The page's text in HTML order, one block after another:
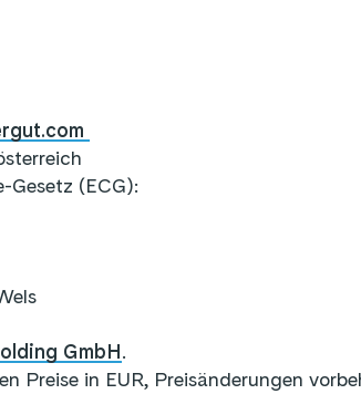
(ECG):
GmbH.
Preise in EUR, Preisänderungen